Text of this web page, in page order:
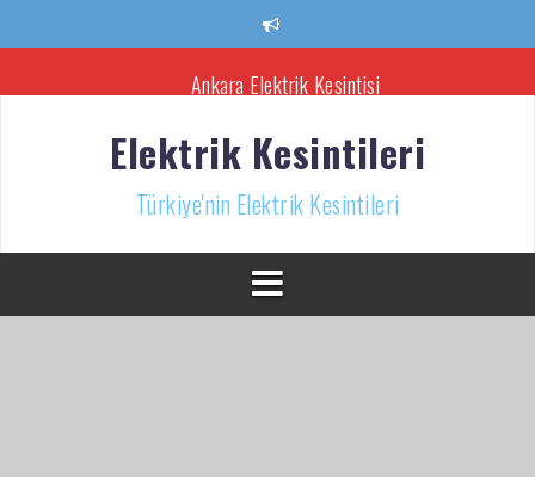
Ankara Elektrik Kesintisi
İzmir Elektrik Kesintisi
Bursa Elektrik Kesintileri
Elektrik Kesintileri
Türkiye'nin Elektrik Kesintileri